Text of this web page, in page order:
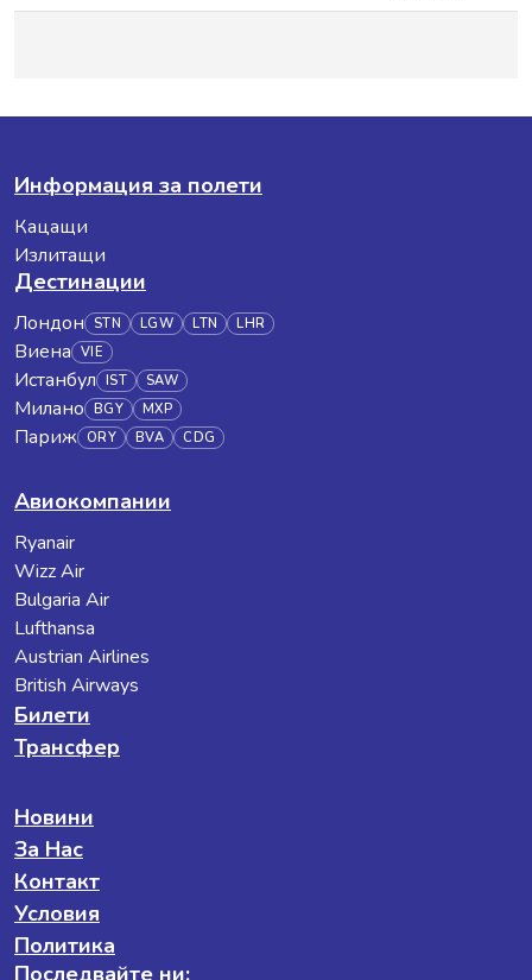
Информация за полети
Кацащи
Излитащи
Дестинации
Лондон STN LGW LTN LHR
Виена VIE
Истанбул IST SAW
Милано BGY MXP
Париж ORY BVA CDG
Авиокомпании
Ryanair
Wizz Air
Bulgaria Air
Lufthansa
Austrian Airlines
British Airways
Билети
Трансфер
Новини
За Нас
Контакт
Условия
Политика